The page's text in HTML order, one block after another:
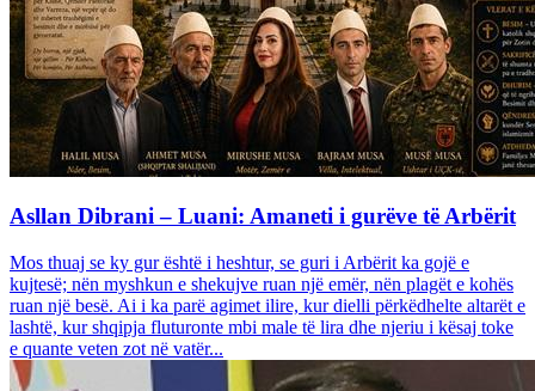
Asllan Dibrani – Luani: Amaneti i gurëve të Arbërit
Mos thuaj se ky gur është i heshtur, se guri i Arbërit ka gojë e
kujtesë; nën myshkun e shekujve ruan një emër, nën plagët e kohës
ruan një besë. Ai i ka parë agimet ilire, kur dielli përkëdhelte altarët e
lashtë, kur shqipja fluturonte mbi male të lira dhe njeriu i kësaj toke
e quante veten zot në vatër...